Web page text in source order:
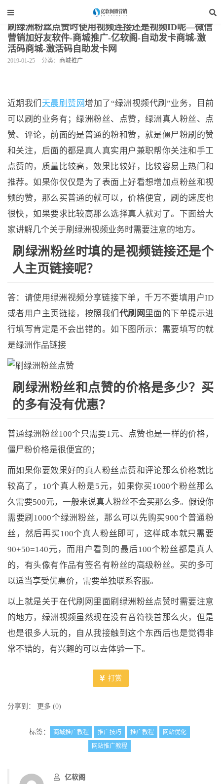
当前位置： 网站装修 > 商城推广
刷绿洲粉丝点赞时使用视频连接还是视频ID呢—微信
营销加好友软件-商城推广-亿软阁-自动发卡商城-激
活码商城-激活码自助发卡网
2019-01-25 分类： 商城推广
近期我们 天晨刷赞网 增加了“绿洲视频代刷”业务，目前
可以刷的业务有；绿洲粉丝、点赞，绿洲真人粉丝、点
赞、评论，前面的是普通的粉和赞，就是僵尸粉刷的赞
和关注，后面的都是真人真实用户兼职帮你关注和手工
点赞的，质量比较高，效果比较好，比较容易上热门和
推荐。如果你仅仅是为了表面上好看想增加点粉丝和视
频的赞，那么买普通的就可以，价格便宜，刷的速度也
很快，如果要求比较高那么选择真人就对了。下面给大
家讲解几个关于刷绿洲视频业务时需要注意的地方。
刷绿洲粉丝时填的是视频链接还是个
人主页链接呢？
答：请使用绿洲视频分享链接下单，千万不要填用户ID
或者用户主页链接，按照我们 代刷网 里面的下单提示进
行填写肯定是不会出错的。如下图所示：需要填写的就
是绿洲作品链接
刷绿洲粉丝和点赞的价格是多少？买
的多有没有优惠？
普通绿洲粉丝100个只需要1元、点赞也是一样的价格，
僵尸粉价格是很便宜的；
而如果你要效果好的真人粉丝点赞和评论那么价格就比
较高了，10个真人粉是5元，如果你买1000个粉丝那么
久需要500元，一般来说真人粉丝不会买那么多。假设你
需要刷1000个绿洲粉丝，那么可以先购买900个普通粉
丝，然后再买100个真人粉丝即可，这样成本就只需要
90+50=140元，而用户看到的最后100个粉丝都是真人
的，有头像有作品有签名有粉丝的高级粉丝。买的多可
以适当享受优惠价，需要单独联系客服。
以上就是关于在代刷网里面刷绿洲粉丝点赞时需要注意
的地方，绿洲视频虽然现在没有音符筷首那么火，但是
也是很多人玩的，自从我接触到这个东西后也是觉得非
常不错的，有兴趣的可以去体验一下。
打赏
分享到： 更多 (0)
标签： 商城推广教程 推广技巧 推广教程
网站优化
网站推广教程
亿软阁